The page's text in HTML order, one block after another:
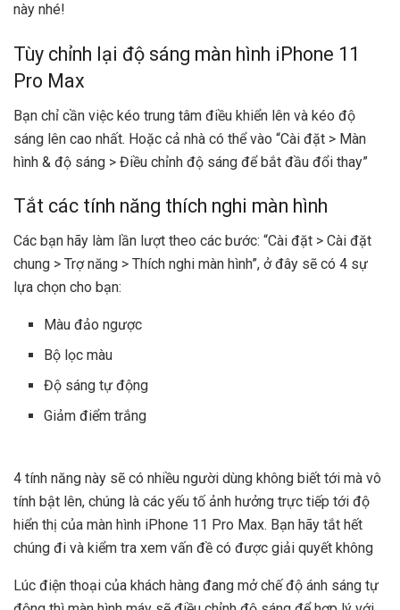
này nhé!
Tùy chỉnh lại độ sáng màn hình iPhone 11
Pro Max
Bạn chỉ cần việc kéo trung tâm điều khiển lên và kéo độ
sáng lên cao nhất. Hoặc cả nhà có thể vào “Cài đặt > Màn
hình & độ sáng > Điều chỉnh độ sáng để bắt đầu đổi thay”
Tắt các tính năng thích nghi màn hình
Các bạn hãy làm lần lượt theo các bước: “Cài đặt > Cài đặt
chung > Trợ năng > Thích nghi màn hình”, ở đây sẽ có 4 sự
lựa chọn cho bạn:
Màu đảo ngược
Bộ lọc màu
Độ sáng tự động
Giảm điểm trắng
4 tính năng này sẽ có nhiều người dùng không biết tới mà vô
tính bật lên, chúng là các yếu tố ảnh hưởng trực tiếp tới độ
hiển thị của màn hình iPhone 11 Pro Max. Bạn hãy tắt hết
chúng đi và kiểm tra xem vấn đề có được giải quyết không
Lúc điện thoại của khách hàng đang mở chế độ ánh sáng tự